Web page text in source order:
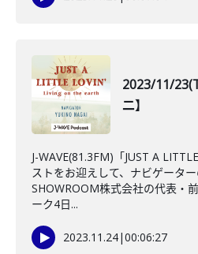
2023/11/
二】
J-WAVE(81.3FM)「JUST A
ストをお迎えして、ナビゲーター
SHOWROOM株式会社の代表・
ーク4日...
2023.11.24|00:06:27